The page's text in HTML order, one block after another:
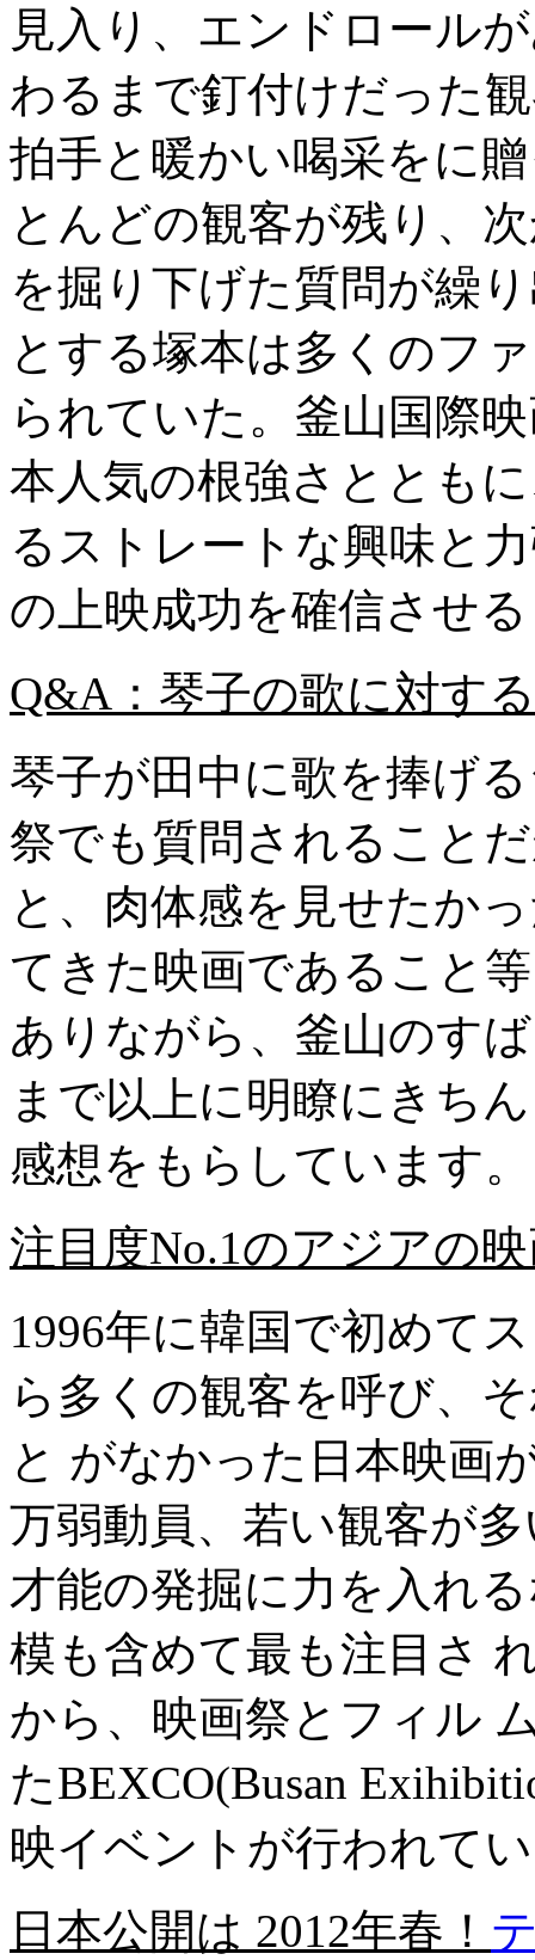
見入り、エンドロール
わるまで釘付けだった
拍手と暖かい喝采をに
とんどの観客が残り、
を掘り下げた質問が繰
とする塚本は多くのフ
られていた。釜山国際
本人気の根強さととも
るストレートな興味と
の上映成功を確信させ
Q&A：琴子の歌に対す
琴子が田中に歌を捧げ
祭でも質問されること
と、肉体感を見せたか
てきた映画であること
ありながら、釜山のす
まで以上に明瞭にきち
感想をもらしています。
注目度No.1のアジアの
1996年に韓国で初めて
ら多くの観客を呼び、
と がなかった日本映画
万弱動員、若い観客が
才能の発掘に力を入れ
模も含めて最も注目さ
から、映画祭とフィル
たBEXCO(Busan
映イベントが行われて
日本公開は 2012年春！